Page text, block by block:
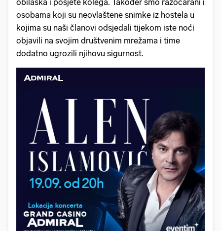
obilaska i posjete kolega. Također smo razočarani i
osobama koji su neovlaštene snimke iz hostela u
kojima su naši članovi odsjedali tijekom iste noći
objavili na svojim društvenim mrežama i time
dodatno ugrozili njihovu sigurnost.